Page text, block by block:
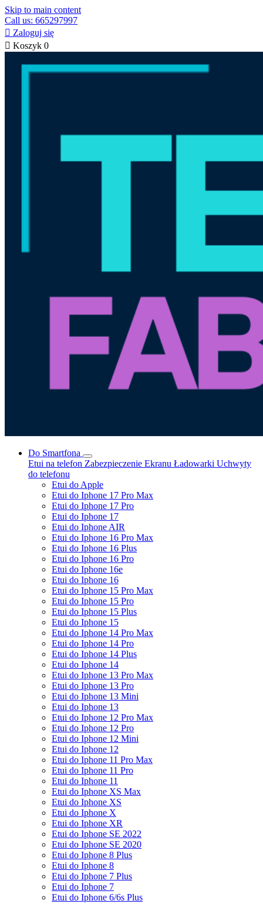
Skip to main content
Call us: 665297997
 Zaloguj się
 Koszyk 0
Do Smartfona
Etui na telefon Zabezpieczenie Ekranu Ładowarki Uchwyty
do telefonu
Etui do Apple
Etui do Iphone 17 Pro Max
Etui do Iphone 17 Pro
Etui do Iphone 17
Etui do Iphone AIR
Etui do Iphone 16 Pro Max
Etui do Iphone 16 Plus
Etui do Iphone 16 Pro
Etui do Iphone 16e
Etui do Iphone 16
Etui do Iphone 15 Pro Max
Etui do Iphone 15 Pro
Etui do Iphone 15 Plus
Etui do Iphone 15
Etui do Iphone 14 Pro Max
Etui do Iphone 14 Pro
Etui do Iphone 14 Plus
Etui do Iphone 14
Etui do Iphone 13 Pro Max
Etui do Iphone 13 Pro
Etui do Iphone 13 Mini
Etui do Iphone 13
Etui do Iphone 12 Pro Max
Etui do Iphone 12 Pro
Etui do Iphone 12 Mini
Etui do Iphone 12
Etui do Iphone 11 Pro Max
Etui do Iphone 11 Pro
Etui do Iphone 11
Etui do Iphone XS Max
Etui do Iphone XS
Etui do Iphone X
Etui do Iphone XR
Etui do Iphone SE 2022
Etui do Iphone SE 2020
Etui do Iphone 8 Plus
Etui do Iphone 8
Etui do Iphone 7 Plus
Etui do Iphone 7
Etui do Iphone 6/6s Plus